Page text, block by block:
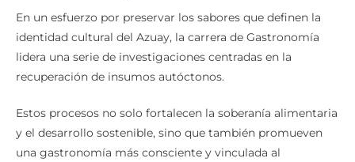
En un esfuerzo por preservar los sabores que definen la
identidad cultural del Azuay, la carrera de Gastronomía
lidera una serie de investigaciones centradas en la
recuperación de insumos autóctonos.
Estos procesos no solo fortalecen la soberanía alimentaria
y el desarrollo sostenible, sino que también promueven
una gastronomía más consciente y vinculada al